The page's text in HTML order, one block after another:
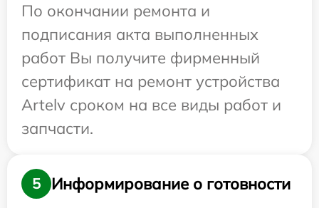
По окончании ремонта и
подписания акта выполненных
работ Вы получите фирменный
сертификат на ремонт устройства
Artelv сроком на все виды работ и
запчасти.
5
Информирование о готовности